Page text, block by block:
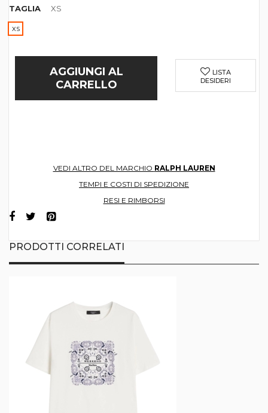
TAGLIA XS
XS
AGGIUNGI AL
CARRELLO
LISTA
DESIDERI
VEDI ALTRO DEL MARCHIO RALPH LAUREN
TEMPI E COSTI DI SPEDIZIONE
RESI E RIMBORSI
PRODOTTI CORRELATI